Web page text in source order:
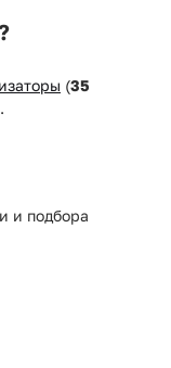
(35
и подбора